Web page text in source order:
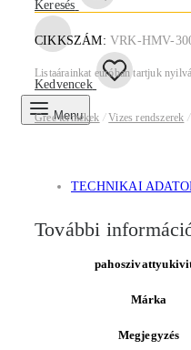
Keresés
Kedvencek
Menu
CIKKSZÁM: VRK-HMV-
Listaárainkat euróban tartjuk
Gree termékek / Vizes rendszerek /
TECHNIKAI
További
Márka
Megjegyzés